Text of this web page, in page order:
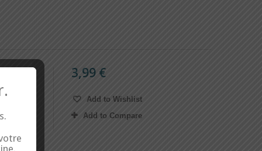
3,99 €
Add to Wishlist
Add to Compare